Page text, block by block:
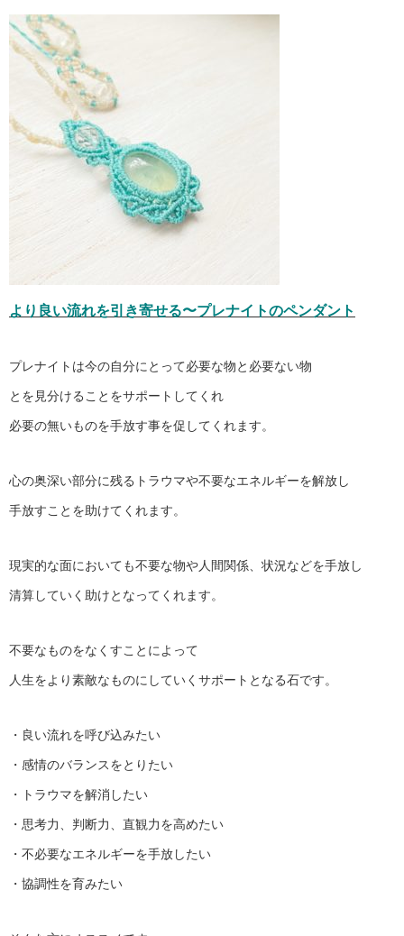
より良い流れを引き寄せる〜プレナイトのペンダント
プレナイトは今の自分にとって必要な物と必要ない物
とを見分けること をサポートしてくれ
必要の無いものを手放す事を促してくれます。
心の奥深い部分に残るトラウマや不要なエネルギーを解放し
手放すことを助けてくれます。
現実的な面においても不要な物や人間関係、状況などを手放し
清算していく助けとなってくれます。
不要なものをなくすことによって
人生をより素敵なものにしていくサポート となる石です。
・良い流れを呼び込みたい
・感情のバランスをとりたい
・トラウマを解消したい
・思考力、判断力、直観力を高めたい
・不必要なエネルギーを手放したい
・協調性を育みたい